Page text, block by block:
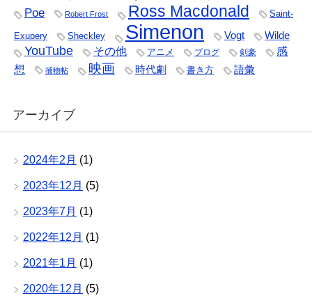
Poe Robert Frost Ross Macdonald Saint-
Exupery Sheckley Simenon Vogt Wilde
YouTube その他 アニメ ブログ 剣豪
感
想
捕物帖 映画 時代劇 書き方 語彙
アーカイブ
2024年2月 (1)
2023年12月 (5)
2023年7月 (1)
2022年12月 (1)
2021年1月 (1)
2020年12月 (5)